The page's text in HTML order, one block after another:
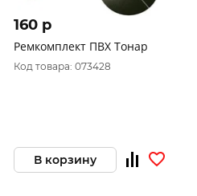
160 p
Ремкомплект ПВХ Тонар
Код товара: 073428
В корзину